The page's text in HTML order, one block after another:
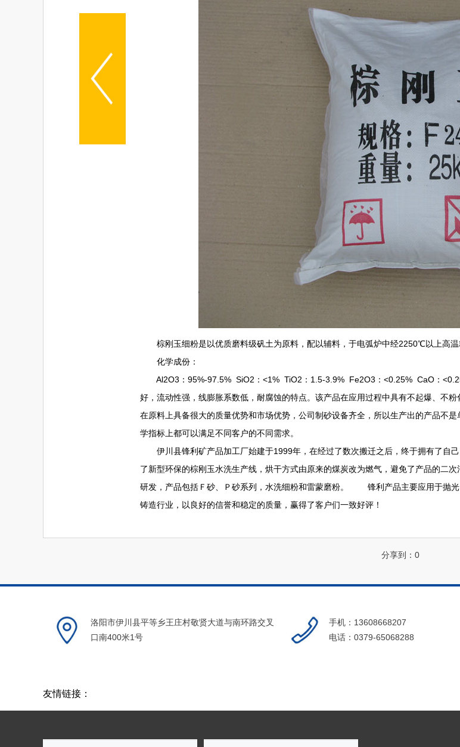
棕刚玉细粉是以优质磨料级矾土为原料，配以辅料，于电弧炉中经2250℃以上高温
化学成份：
Al2O3：95%-97.5% SiO2：<1% TiO2：1.5-3.9% Fe2O3：<0.25% CaO：
好，流动性强，线膨胀系数低，耐腐蚀的特点。该产品在应用过程中具有不起爆、不
在原料上具备很大的质量优势和市场优势，公司制砂设备齐全，所以生产出的产品不
学指标上都可以满足不同客户的不同需求。
伊川县锋利矿产品加工厂始建于1999年，在经过了数次搬迁之后，终于拥有了自
了新型环保的棕刚玉水洗生产线，烘干方式由原来的煤炭改为燃气，避免了产品的二
研发，产品包括Ｆ砂、Ｐ砂系列，水洗细粉和雷蒙磨粉。 锋利产品主要应用于抛光
铸造行业，以良好的信誉和稳定的质量，赢得了客户们一致好评！
分享到： 0
洛阳市伊川县平等乡王庄村敬贤大道与南环路交叉
口南400米1号
手机：13608668207
电话：0379-65068288
友情链接：